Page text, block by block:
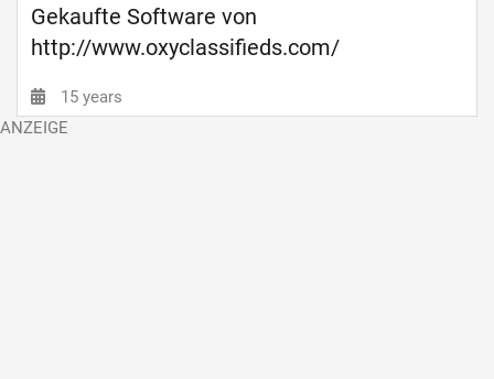
Gekaufte Software von
http://www.oxyclassifieds.com/
15 years